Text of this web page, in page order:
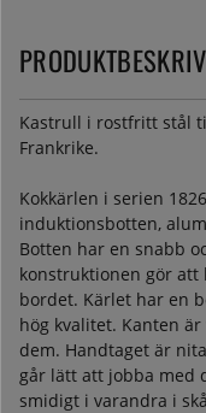
Kastrull i rostfritt stål
Frankrike.
Kokkärlen i serien
induktionsbotten,
Botten har en snabb
konstruktionen gör att
bordet. Kärlet har en
hög kvalitet. Kanten
dem. Handtaget är
går lätt att jobba med
smidigt i varandra i